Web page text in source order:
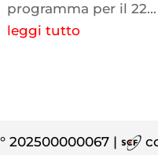
programma per il 22...
leggi tutto
202500000067 |